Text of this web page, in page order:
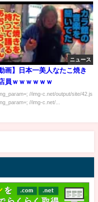
ニュース
動画】日本一美人なたこ焼き
員ｗｗｗｗｗｗ
//img-c.net/output/site/42.js
//img-c.net/...